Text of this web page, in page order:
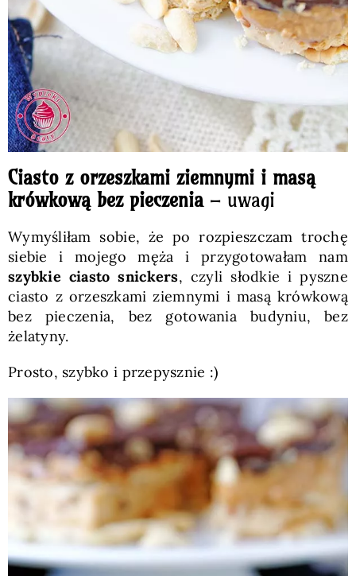
Ciasto z orzeszkami ziemnymi i masą
krówkową bez pieczenia– uwagi
Wymyśliłam sobie, że po rozpieszczam trochę
siebie i mojego męża i przygotowałam nam
szybkie ciasto snickers, czyli słodkie i pyszne
ciasto z orzeszkami ziemnymi i masą krówkową
bez pieczenia, bez gotowania budyniu, bez
żelatyny.
Prosto, szybko i przepysznie :)